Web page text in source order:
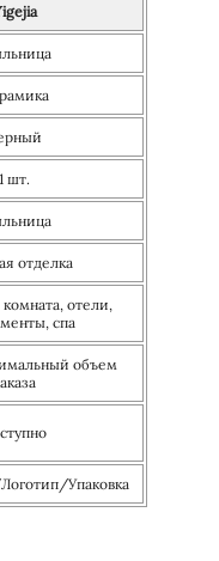
1 шт.
отделка
отели,
спа
объем
Упаковка